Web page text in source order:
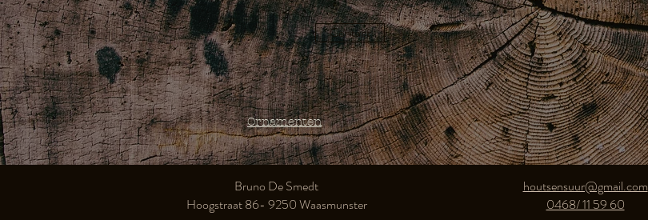
Contact
Ornamenten
Bruno De Smedt
Hoogstraat 86- 9250 Waasmunster​
houtsensuur@gmail.com
0468/ 11 59 60